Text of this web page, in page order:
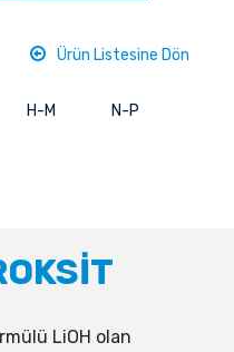
Ürün Listesine Dön
H-M N-P
LiOH olan